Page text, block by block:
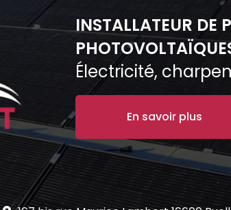
INSTALLATEUR DE
Électricité,
En savoir plus